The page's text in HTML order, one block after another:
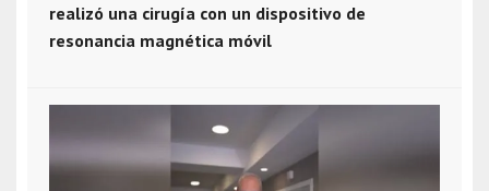
realizó una cirugía con un dispositivo de
resonancia magnética móvil